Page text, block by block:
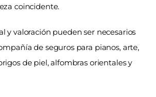
coincidente.
y valoración pueden ser necesarios
de seguros para pianos, arte,
de piel, alfombras orientales y